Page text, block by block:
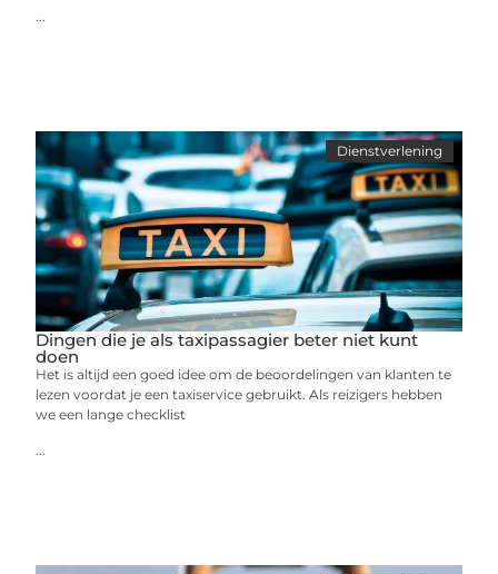
Dienstverlening
Dingen die je als taxipassagier beter niet kunt
doen
Het is altijd een goed idee om de beoordelingen van klanten te
lezen voordat je een taxiservice gebruikt. Als reizigers hebben
we een lange checklist